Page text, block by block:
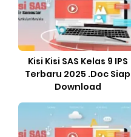
Kisi Kisi SAS Kelas 9 IPS
Terbaru 2025 .Doc Siap
Download